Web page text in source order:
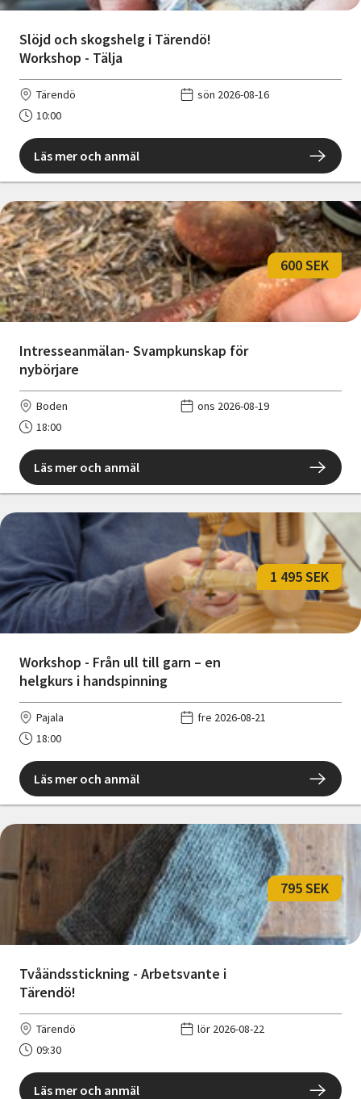
Slöjd och skogshelg i Tärendö!
Workshop - Tälja
Tärendö
sön 2026-08-16
10:00
Läs mer och anmäl
Intresseanmälan- Svampkunskap för
nybörjare
600 SEK
Boden
ons 2026-08-19
18:00
Läs mer och anmäl
Workshop - Från ull till garn – en
helgkurs i handspinning
1 495 SEK
Pajala
fre 2026-08-21
18:00
Läs mer och anmäl
Tvåändsstickning - Arbetsvante i
Tärendö!
795 SEK
Tärendö
lör 2026-08-22
09:30
Läs mer och anmäl